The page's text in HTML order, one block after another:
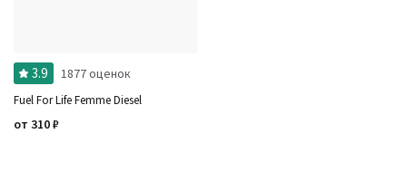
3.9 1877 оценок
Fuel For Life Femme Diesel
от 310₽